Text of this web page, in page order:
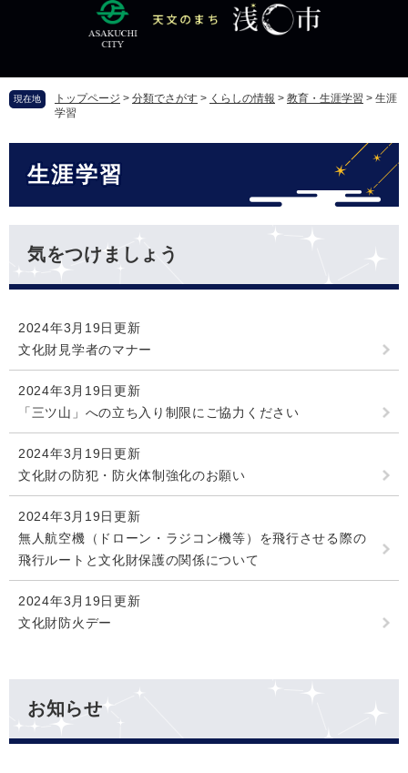
頭
す
飛
し
現在地 トップページ > 分類でさがす > くらしの情報 > 教育・生涯学習 > 生涯
学習
生涯学習
気をつけましょう
2024年3月19日更新
文化財見学者のマナー
2024年3月19日更新
「三ツ山」への立ち入り制限にご協力ください
2024年3月19日更新
文化財の防犯・防火体制強化のお願い
2024年3月19日更新
無人航空機（ドローン・ラジコン機等）を飛行させる際の
飛行ルートと文化財保護の関係について
2024年3月19日更新
文化財防火デー
お知らせ